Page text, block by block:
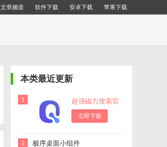
文章频道 软件下载 安卓下载 苹果下载
本类最近更新
1
超强磁力搜索官
方版
立即下载
2 极序桌面小组件